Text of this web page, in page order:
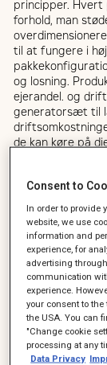
principper.
forhold, man
til at fungere i
og losning.
ejerandel. og
generatorsæt til
de kan køre på
til ingen
med ydeevnen.
for betydeligt at
undgå
Blending
når den er
brændstofbehov
diesel, når der
dieselydelsen
Consent to
In order to provide
website, we use
information and
experience, for
advertising
communication
experience.
your consent to
the USA. You can
"Change cookie
processing at any
Data Privacy